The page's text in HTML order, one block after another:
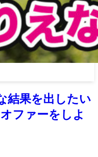
結果を出したい
ファーをしよ